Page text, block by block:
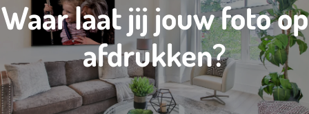
Waar laat jij jouw foto op
afdrukken?